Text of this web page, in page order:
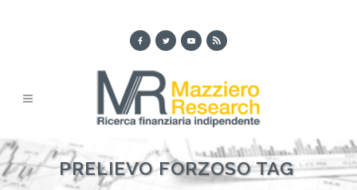
PRELIEVO FORZOSO TAG